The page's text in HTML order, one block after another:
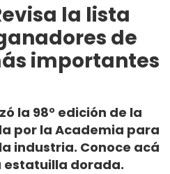
la lista
de
importantes
la 98° edición de la
por la Academia para
industria. Conoce acá
estatuilla dorada.